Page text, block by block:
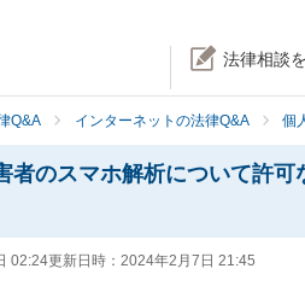
法律相談
Q&A インターネットの法律Q&A 個
者のスマホ解析について許可
02:24更新日時： 2024年2月7日 21:45